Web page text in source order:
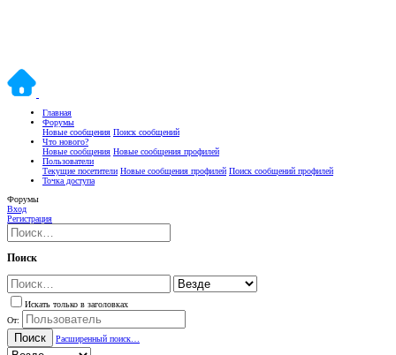
Главная
Форумы
Новые сообщения Поиск сообщений
Что нового?
Новые сообщения Новые сообщения профилей
Пользователи
Текущие посетители Новые сообщения профилей Поиск сообщений профилей
Точка доступа
Форумы
Вход
Регистрация
Поиск
Искать только в заголовках
От:
Поиск Расширенный поиск…